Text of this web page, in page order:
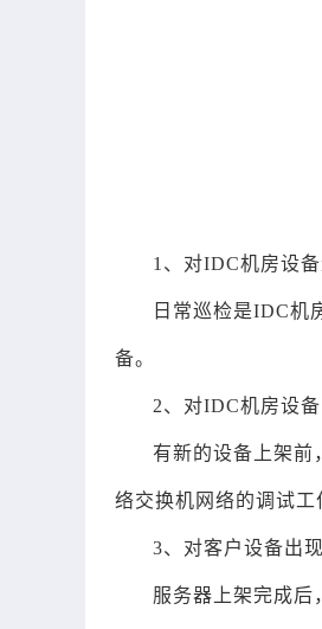
1、对IDC机房设
日常巡检是IDC机
备。
2、对IDC机房设
有新的设备上架前
络交换机网络的调试工
3、对客户设备出
服务器上架完成后